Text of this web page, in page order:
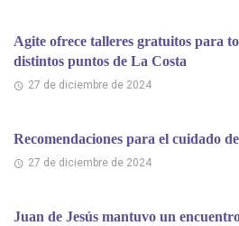
Agite ofrece talleres gratuitos para
distintos puntos de La Costa
27 de diciembre de 2024
Recomendaciones para el cuidado
27 de diciembre de 2024
Juan de Jesús mantuvo un